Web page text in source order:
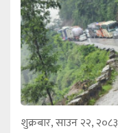
शुक्रबार, साउन २२, २०८३